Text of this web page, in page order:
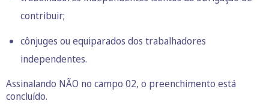
contribuir;
cônjuges ou equiparados dos trabalhadores
independentes.
Assinalando NÃO no campo 02, o preenchimento está
concluído.